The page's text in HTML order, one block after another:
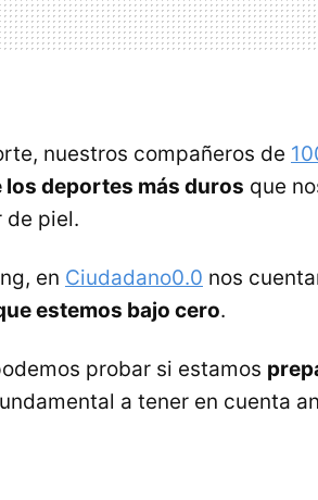
nuestros compañeros de
los deportes más duros que
de piel.
en Ciudadano0.0 nos
estemos bajo cero.
probar si estamos
a tener en cuenta